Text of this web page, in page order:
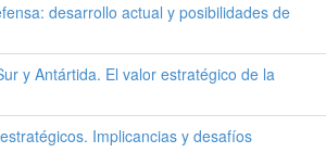
desarrollo actual y posibilidades de
y Antártida. El valor estratégico de la
Implicancias y desafíos